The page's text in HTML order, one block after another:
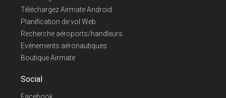
Téléchargez Airmate Android
Planification de vol Web
Recherche aéroports/handleurs
Evénements aéronautiques
Boutique Airmate
Social